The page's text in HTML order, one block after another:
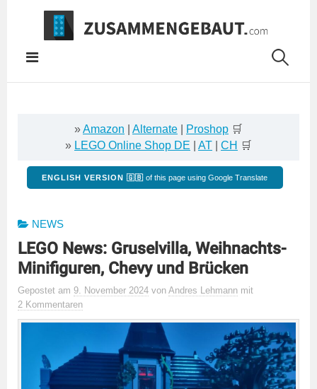
Springe
Inhalt
»Amazon Alternate Proshop 🛒
» LEGO Online Shop DE AT CH 🛒
ENGLISH VERSION 🇬🇧 of this page using Google Translate
NEWS
LEGO News: Gruselvilla, Weihnachts-
Minifiguren, Chevy und Brücken
Gepostet am 9. November 2024 von Andres Lehmann mit
2 Kommentaren